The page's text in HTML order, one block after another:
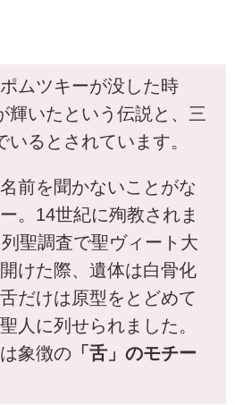
ムツキーが没した時
輝いたという伝説と、三
るとされています。
前を聞かないことがな
。14世紀に殉教されま
聖調査で聖ヴィート大
けた際、遺体は白骨化
だけは原型をとどめて
人に列せられました。
象徴の 「舌」のモチー